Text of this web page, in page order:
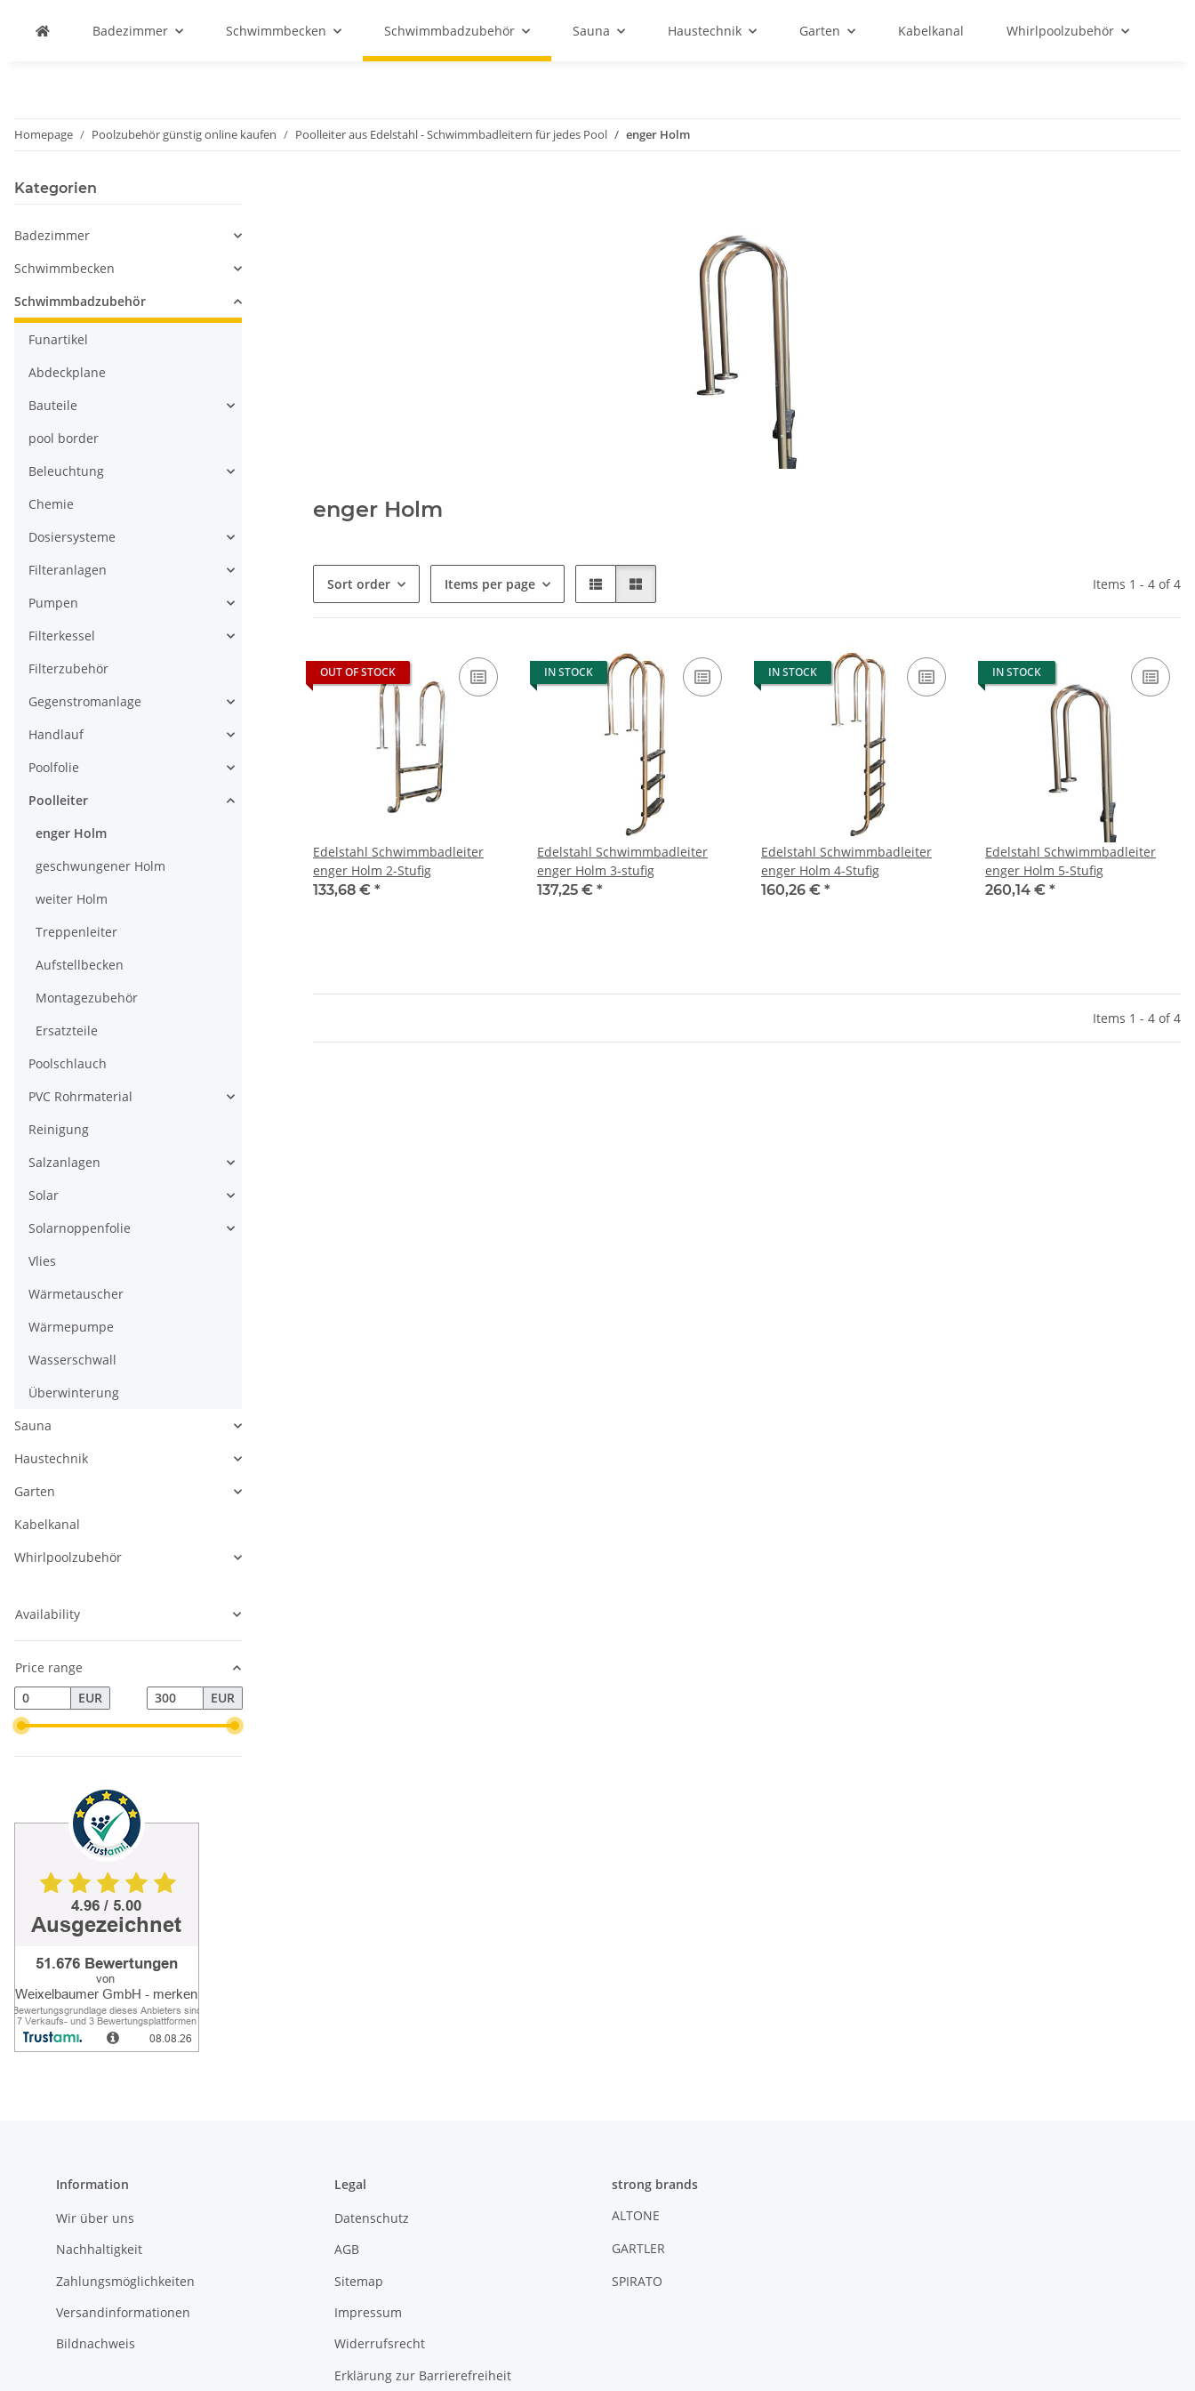
Badezimmer Schwimmbecken Schwimmbadzubehör Sauna Haustechnik Garten Kabelkanal Whirlpoolzubehör
Homepage Poolzubehör günstig online kaufen Poolleiter aus Edelstahl - Schwimmbadleitern für jedes Pool enger Holm
enger Holm
Sort order Items per page Items 1 - 4 of 4
OUT OF STOCK
Edelstahl Schwimmbadleiter
enger Holm 2-Stufig
133,68 € *
IN STOCK
Edelstahl Schwimmbadleiter
enger Holm 3-stufig
137,25 € *
IN STOCK
Edelstahl Schwimmbadleiter
enger Holm 4-Stufig
160,26 € *
IN STOCK
Edelstahl Schwimmbadleiter
enger Holm 5-Stufig
260,14 € *
Items 1 - 4 of 4
Kategorien
Badezimmer
Schwimmbecken
Schwimmbadzubehör
Funartikel
Abdeckplane
Bauteile
pool border
Beleuchtung
Chemie
Dosiersysteme
Filteranlagen
Pumpen
Filterkessel
Filterzubehör
Gegenstromanlage
Handlauf
Poolfolie
Poolleiter
enger Holm
geschwungener Holm
weiter Holm
Treppenleiter
Aufstellbecken
Montagezubehör
Ersatzteile
Poolschlauch
PVC Rohrmaterial
Reinigung
Salzanlagen
Solar
Solarnoppenfolie
Vlies
Wärmetauscher
Wärmepumpe
Wasserschwall
Überwinterung
Sauna
Haustechnik
Garten
Kabelkanal
Whirlpoolzubehör
Availability
Price range
EUR
EUR
Information
Wir über uns
Nachhaltigkeit
Zahlungsmöglichkeiten
Versandinformationen
Bildnachweis
Legal
Datenschutz
AGB
Sitemap
Impressum
Widerrufsrecht
Erklärung zur Barrierefreiheit
strong brands
ALTONE
GARTLER
SPIRATO